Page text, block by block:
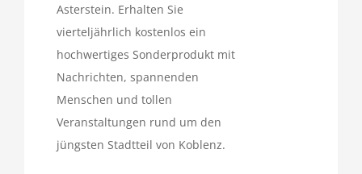
Asterstein. Erhalten Sie
vierteljährlich kostenlos ein
hochwertiges Sonderprodukt mit
Nachrichten, spannenden
Menschen und tollen
Veranstaltungen rund um den
jüngsten Stadtteil von Koblenz.